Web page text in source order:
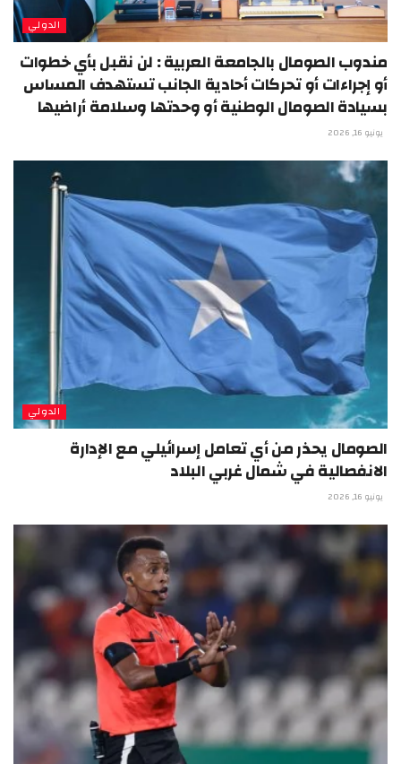
الدولي
مندوب الصومال بالجامعة العربية : لن نقبل بأي خطوات
أو إجراءات أو تحركات أحادية الجانب تستهدف المساس
بسيادة الصومال الوطنية أو وحدتها وسلامة أراضيها
يونيو 16, 2026
الدولي
الصومال يحذر من أي تعامل إسرائيلي مع الإدارة
الانفصالية في شمال غربي البلاد
يونيو 16, 2026